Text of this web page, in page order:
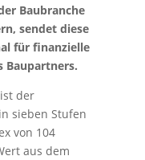
Baubranche
sendet diese
für finanzielle
Baupartners.
der
sieben Stufen
von 104
aus dem